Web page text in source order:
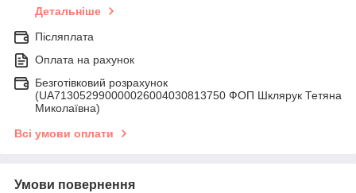
Детальніше
Післяплата
Оплата на рахунок
Безготівковий розрахунок
(UA713052990000026004030813750 ФОП Шклярук Тетяна
Миколаївна)
Всі умови оплати
Умови повернення